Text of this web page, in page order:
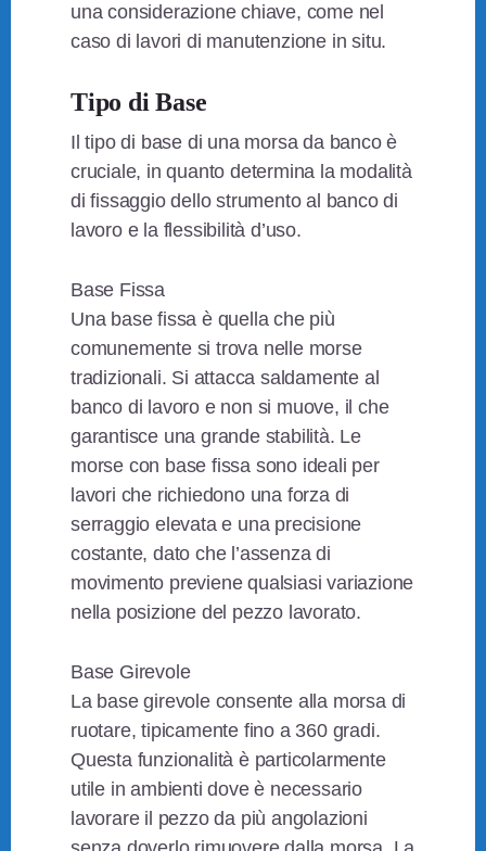
una considerazione chiave, come nel
caso di lavori di manutenzione in situ.
Tipo di Base
Il tipo di base di una morsa da banco è
cruciale, in quanto determina la modalità
di fissaggio dello strumento al banco di
lavoro e la flessibilità d’uso.
Base Fissa
Una base fissa è quella che più
comunemente si trova nelle morse
tradizionali. Si attacca saldamente al
banco di lavoro e non si muove, il che
garantisce una grande stabilità. Le
morse con base fissa sono ideali per
lavori che richiedono una forza di
serraggio elevata e una precisione
costante, dato che l’assenza di
movimento previene qualsiasi variazione
nella posizione del pezzo lavorato.
Base Girevole
La base girevole consente alla morsa di
ruotare, tipicamente fino a 360 gradi.
Questa funzionalità è particolarmente
utile in ambienti dove è necessario
lavorare il pezzo da più angolazioni